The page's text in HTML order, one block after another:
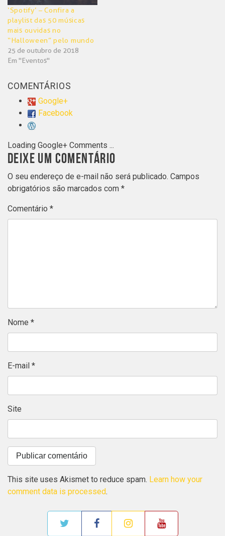
‘Spotify’ – Confira a
playlist das 50 músicas
mais ouvidas no
“Halloween” pelo mundo
25 de outubro de 2018
Em "Eventos"
COMENTÁRIOS
Google+
Facebook
Loading Google+ Comments ...
DEIXE UM COMENTÁRIO
O seu endereço de e-mail não será publicado. Campos
obrigatórios são marcados com *
Comentário *
Nome *
E-mail *
Site
This site uses Akismet to reduce spam. Learn how your
comment data is processed.